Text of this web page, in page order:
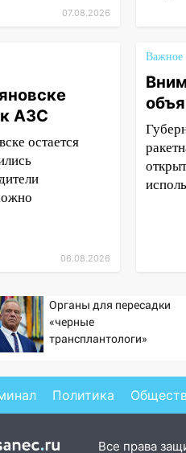
жену
07.08.2026
АЗС
остается
06.08.2026
Важное
Органы для пересадки
«черные
трансплантологи»
Политика
Все права